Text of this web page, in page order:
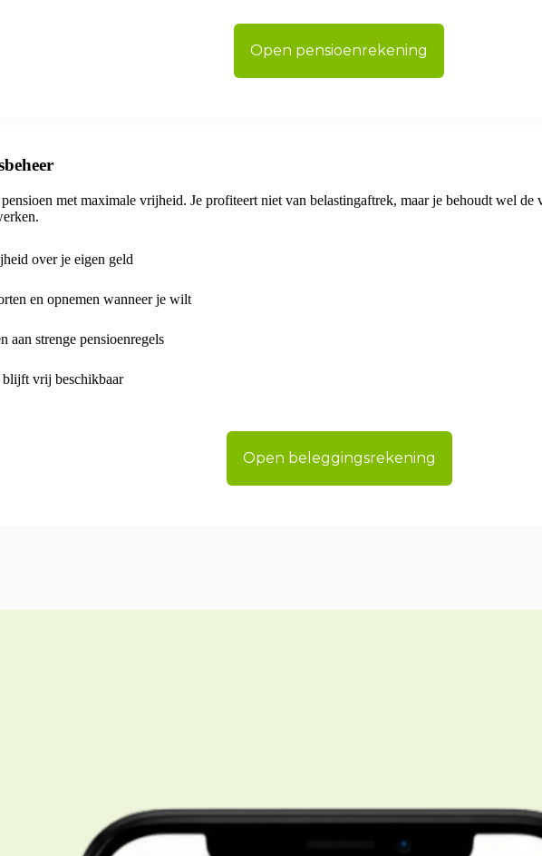
Open pensioenrekening
met maximale vrijheid. Je profiteert niet van belastingaftrek, maar je behoudt wel
over je eigen geld
en opnemen wanneer je wilt
aan strenge pensioenregels
blijft vrij beschikbaar
Open beleggingsrekening